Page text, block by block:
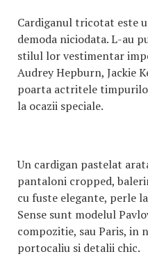
Cardiganul tricotat este
demoda niciodata. L-au
stilul lor vestimentar
Audrey Hepburn, Jackie
poarta actritele
la ocazii speciale.
Un cardigan pastelat
pantaloni cropped,
cu fuste elegante, perle
Sense sunt modelul
compozitie, sau Paris, in
portocaliu si detalii chic.